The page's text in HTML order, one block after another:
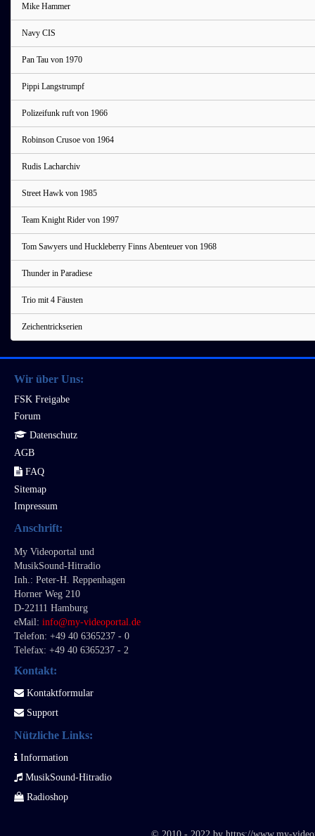
Mike Hammer
Navy CIS
Pan Tau von 1970
Pippi Langstrumpf
Polizeifunk ruft von 1966
Robinson Crusoe von 1964
Rudis Lacharchiv
Street Hawk von 1985
Team Knight Rider von 1997
Tom Sawyers und Huckleberry Finns Abenteuer von 1968
Thunder in Paradiese
Trio mit 4 Fäusten
Zeichentrickserien
Wir über Uns:
FSK Freigabe
Forum
Datenschutz
AGB
FAQ
Sitemap
Impressum
Anschrift:
My Videoportal und
MusikSound-Hitradio
Inh.: Peter-H. Reppenhagen
Horner Weg 210
D-22111 Hamburg
eMail: info@my-videoportal.de
Telefon: +49 40 6365237 - 0
Telefax: +49 40 6365237 - 2
Kontakt:
Kontaktformular
Support
Nützliche Links:
Information
MusikSound-Hitradio
Radioshop